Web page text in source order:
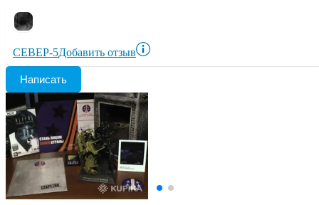
СЕВЕР-5Добавить отзыв
Написать